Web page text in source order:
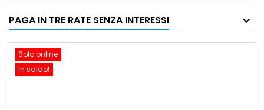
PAGA IN TRE RATE SENZA INTERESSI
Solo online
In saldo!